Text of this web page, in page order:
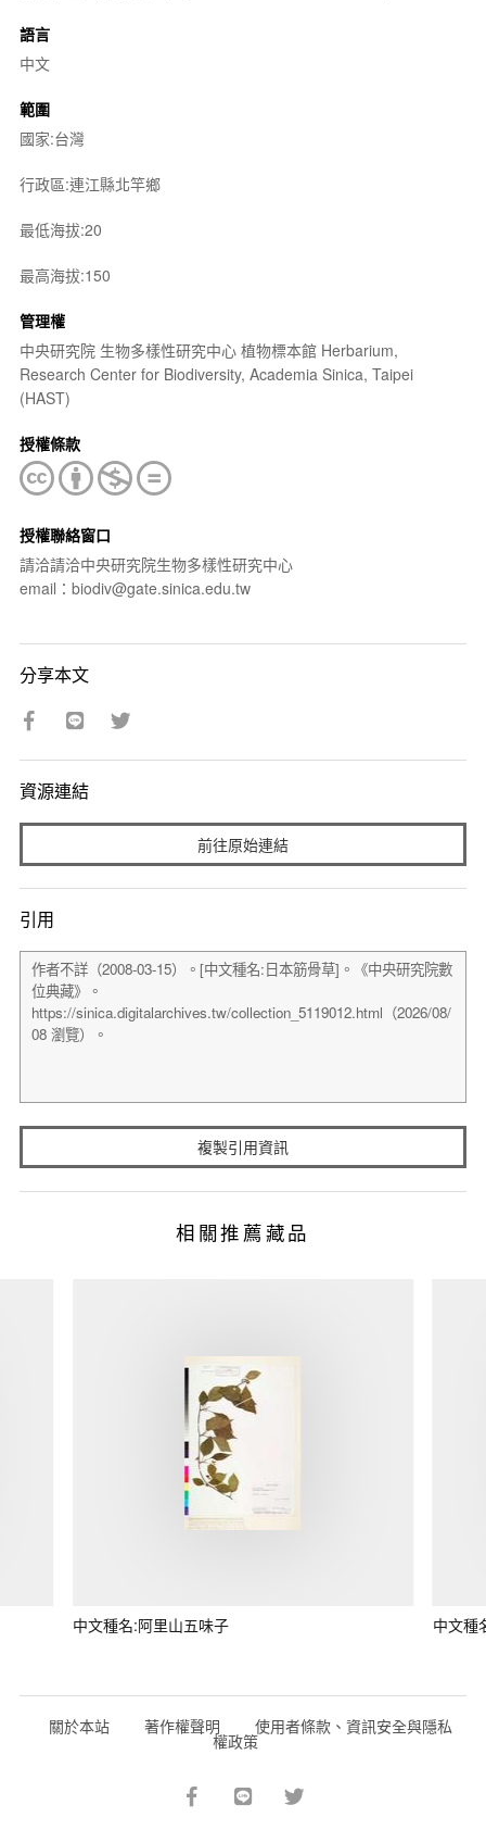
語言
中文
範圍
國家:台灣
行政區:連江縣北竿鄉
最低海拔:20
最高海拔:150
管理權
中央研究院 生物多樣性研究中心 植物標本館 Herbarium,
Research Center for Biodiversity, Academia Sinica, Taipei
(HAST)
授權條款
授權聯絡窗口
請洽請洽中央研究院生物多樣性研究中心
email：biodiv@gate.sinica.edu.tw
分享本文
資源連結
前往原始連結
引用
複製引用資訊
相關推薦藏品
中文種名:阿里山五味子 中文種
關於本站 著作權聲明 使用者條款、資訊安全與隱私
權政策